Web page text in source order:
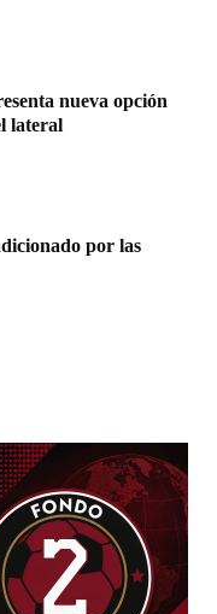
nueva opción
lateral
por las